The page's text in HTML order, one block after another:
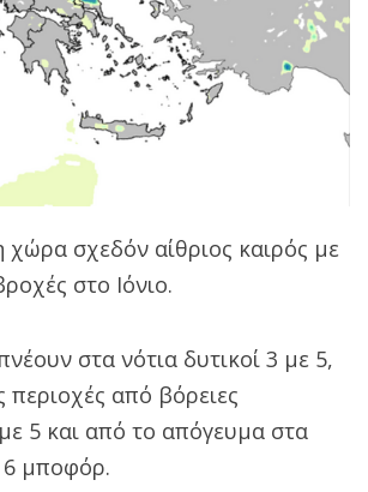
χώρα σχεδόν αίθριος καιρός με
στο Ιόνιο.
στα νότια δυτικοί 3 με 5,
περιοχές από βόρειες
5 και από το απόγευμα στα
6 μποφόρ.